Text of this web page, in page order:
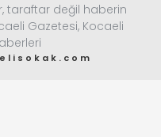
taraftar değil haberin
Gazetesi, Kocaeli